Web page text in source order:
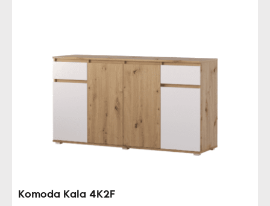
Komoda Kala 4K2F